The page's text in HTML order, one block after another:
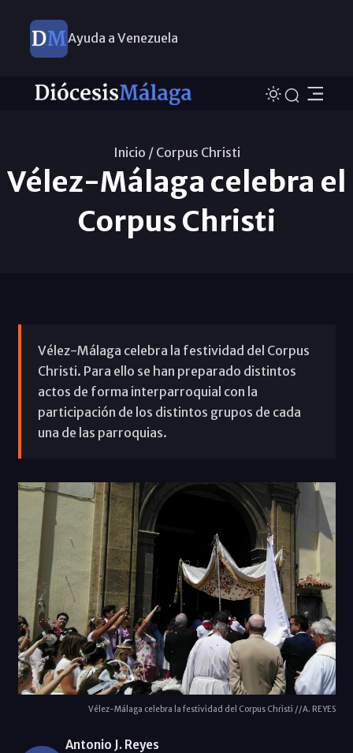
Ayuda a Venezuela
Inicio / Corpus Christi
Vélez-Málaga celebra el
Corpus Christi
Vélez-Málaga celebra la festividad del Corpus
Christi. Para ello se han preparado distintos
actos de forma interparroquial con la
participación de los distintos grupos de cada
una de las parroquias.
Vélez-Málaga celebra la festividad del Corpus Christi //A. REYES
Antonio J. Reyes